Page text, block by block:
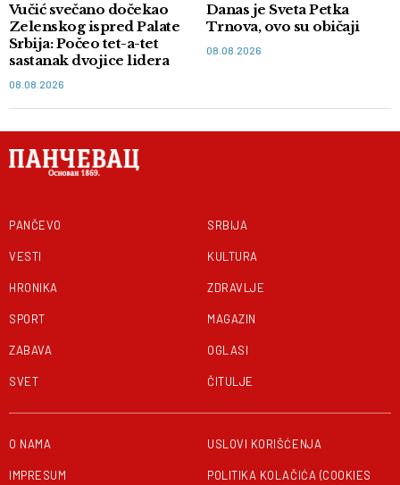
Vučić svečano dočekao
Zelenskog ispred Palate
Srbija: Počeo tet-a-tet
sastanak dvojice lidera
08.08.2026
Danas je Sveta Petka
Trnova, ovo su običaji
08.08.2026
PANČEVO
VESTI
HRONIKA
SPORT
ZABAVA
SVET
SRBIJA
KULTURA
ZDRAVLJE
MAGAZIN
OGLASI
ČITULJE
O NAMA
IMPRESUM
USLOVI KORIŠĆENJA
POLITIKA KOLAČIĆA (COOKIES